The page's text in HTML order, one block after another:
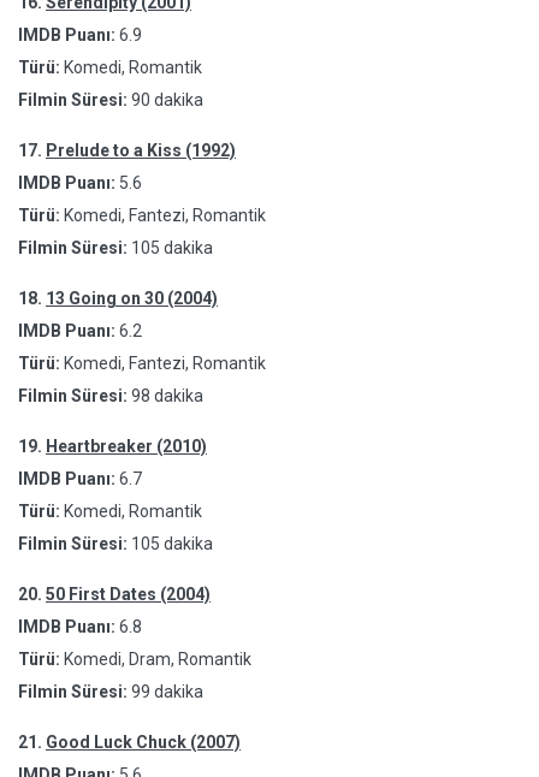
IMDB Puanı: 6.9
Türü: Komedi, Romantik
Filmin Süresi: 90 dakika
17. Prelude to a Kiss (1992)
IMDB Puanı: 5.6
Türü: Komedi, Fantezi, Romantik
Filmin Süresi: 105 dakika
18. 13 Going on 30 (2004)
IMDB Puanı: 6.2
Türü: Komedi, Fantezi, Romantik
Filmin Süresi: 98 dakika
19. Heartbreaker (2010)
IMDB Puanı: 6.7
Türü: Komedi, Romantik
Filmin Süresi: 105 dakika
20. 50 First Dates (2004)
IMDB Puanı: 6.8
Türü: Komedi, Dram, Romantik
Filmin Süresi: 99 dakika
21. Good Luck Chuck (2007)